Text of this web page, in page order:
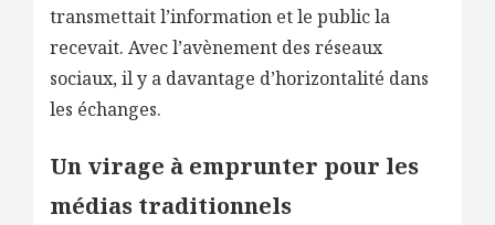
transmettait l’information et le public la
recevait. Avec l’avènement des réseaux
sociaux, il y a davantage d’horizontalité dans
les échanges.
Un virage à emprunter pour les
médias traditionnels